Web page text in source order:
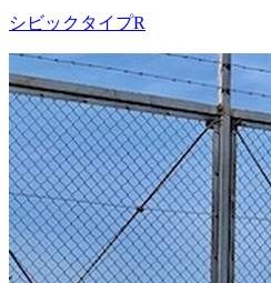
シビックタイプR